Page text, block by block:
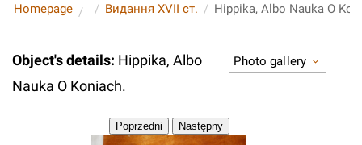
Homepage Видання XVII ст. Hippika, Albo Nauka O
Object's details: Hippika, Albo
Nauka O Koniach.
Photo gallery